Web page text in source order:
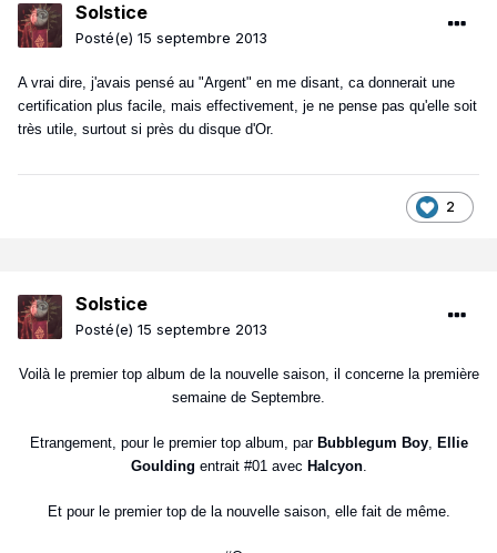
Solstice
Posté(e) 15 septembre 2013
A vrai dire, j'avais pensé au "Argent" en me disant, ca donnerait une
certification plus facile, mais effectivement, je ne pense pas qu'elle soit
très utile, surtout si près du disque d'Or.
2
Solstice
Posté(e) 15 septembre 2013
Voilà le premier top album de la nouvelle saison, il concerne la première
semaine de Septembre.
Etrangement, pour le premier top album, par Bubblegum Boy, Ellie
Goulding entrait #01 avec Halcyon.
Et pour le premier top de la nouvelle saison, elle fait de même.